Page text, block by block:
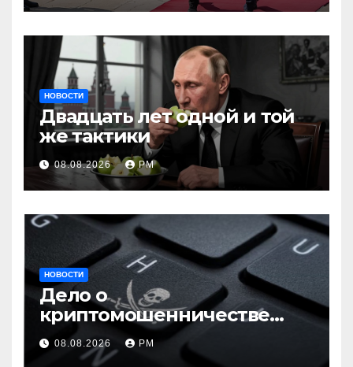
НОВОСТИ
Двадцать лет одной и той
же тактики
08.08.2026 РМ
НОВОСТИ
Дело о
криптомошенничестве
оборачивают в содействие
терроризму
08.08.2026 РМ